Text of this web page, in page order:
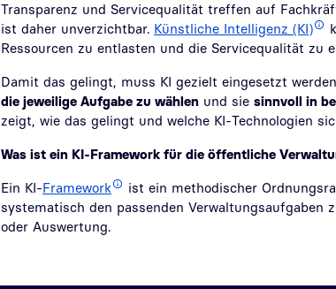
Transparenz und Servicequalität treffen auf
ist daher unverzichtbar. Künstliche Intelligenz (KI)
Ressourcen zu entlasten und die Servicequalität zu
Damit das gelingt, muss KI gezielt eingesetzt
die jeweilige Aufgabe zu wählen und sie sinnvoll in
zeigt, wie das gelingt und welche KI-Technologien
Was ist ein KI-Framework für die öffentliche
Ein KI-Framework
ist ein methodischer
systematisch den passenden Verwaltungsaufgaben
oder Auswertung.